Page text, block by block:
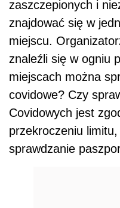
zaszczepionych i
znajdować się w
miejscu.
znaleźli się w ogniu
miejscach można
covidowe? Czy
Covidowych jest
przekroczeniu
sprawdzanie